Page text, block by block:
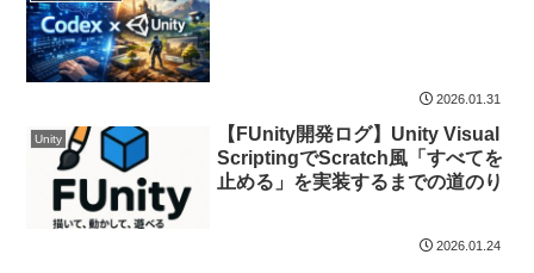
2026.01.31
Unity
【FUnity開発ログ】Unity Visual
ScriptingでScratch風「すべてを
止める」を実装するまでの道のり
2026.01.24